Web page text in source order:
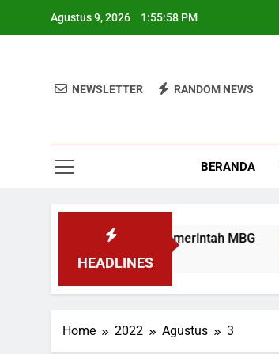
Agustus 9, 2026 1:55:59 PM
NEWSLETTER RANDOM NEWS
BERANDA
HEADLINES
Sukseskan Program Pemerintah MBG
Home 2022 Agustus 3